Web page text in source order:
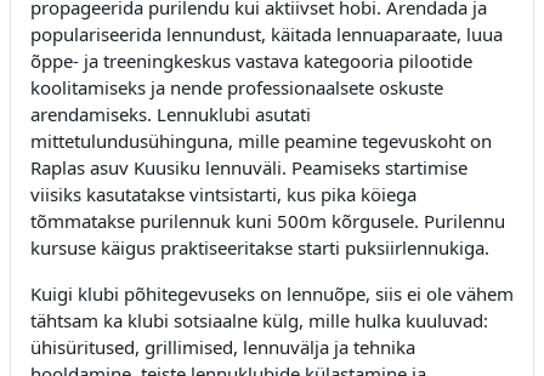
propageerida purilendu kui aktiivset hobi. Arendada ja
populariseerida lennundust, käitada lennuaparaate, luua
õppe- ja treeningkeskus vastava kategooria pilootide
koolitamiseks ja nende professionaalsete oskuste
arendamiseks. Lennuklubi asutati
mittetulundusühinguna, mille peamine tegevuskoht on
Raplas asuv Kuusiku lennuväli. Peamiseks startimise
viisiks kasutatakse vintsistarti, kus pika köiega
tõmmatakse purilennuk kuni 500m kõrgusele. Purilennu
kursuse käigus praktiseeritakse starti puksiirlennukiga.
Kuigi klubi põhitegevuseks on lennuõpe, siis ei ole vähem
tähtsam ka klubi sotsiaalne külg, mille hulka kuuluvad:
ühisüritused, grillimised, lennuvälja ja tehnika